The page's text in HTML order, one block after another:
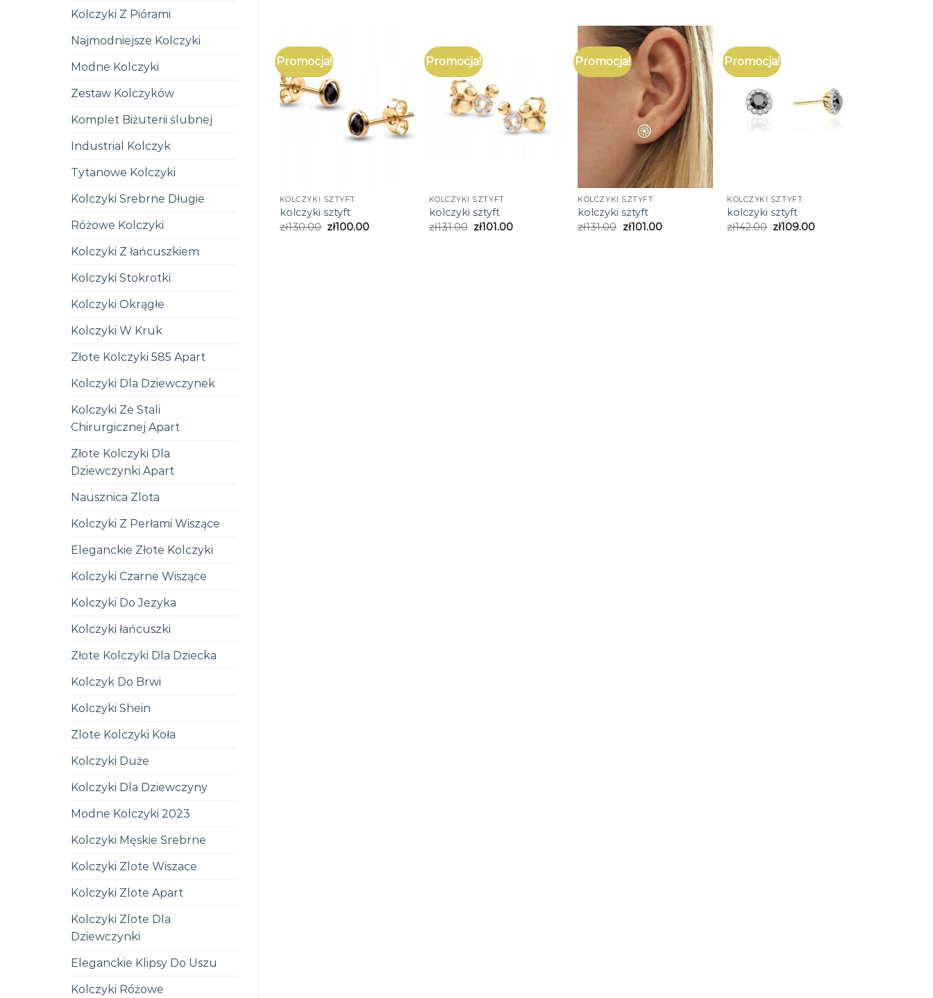
Kolczyki Z Piórami
Najmodniejsze Kolczyki
Modne Kolczyki
Zestaw Kolczyków
Komplet Biżuterii ślubnej
Industrial Kolczyk
Tytanowe Kolczyki
Kolczyki Srebrne Długie
Różowe Kolczyki
Kolczyki Z łańcuszkiem
Kolczyki Stokrotki
Kolczyki Okrągłe
Kolczyki W Kruk
Złote Kolczyki 585 Apart
Kolczyki Dla Dziewczynek
Kolczyki Ze Stali
Chirurgicznej Apart
Złote Kolczyki Dla
Dziewczynki Apart
Nausznica Zlota
Kolczyki Z Perłami Wiszące
Eleganckie Złote Kolczyki
Kolczyki Czarne Wiszące
Kolczyki Do Jezyka
Kolczyki łańcuszki
Złote Kolczyki Dla Dziecka
Kolczyk Do Brwi
Kolczyki Shein
Zlote Kolczyki Koła
Kolczyki Duże
Kolczyki Dla Dziewczyny
Modne Kolczyki 2023
Kolczyki Męskie Srebrne
Kolczyki Zlote Wiszace
Kolczyki Zlote Apart
Kolczyki Zlote Dla
Dziewczynki
Eleganckie Klipsy Do Uszu
Kolczyki Różowe
Promocja!
KOLCZYKI SZTYFT
kolczyki sztyft
zł130.00 zł100.00
Promocja!
KOLCZYKI SZTYFT
kolczyki sztyft
zł131.00 zł101.00
Promocja!
KOLCZYKI SZTYFT
kolczyki sztyft
zł131.00 zł101.00
Promocja!
KOLCZYKI SZTYFT
kolczyki sztyft
zł142.00 zł109.00